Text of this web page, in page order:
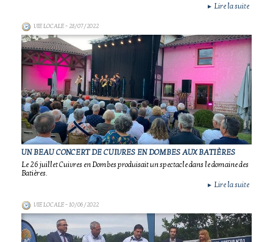
► Lire la suite
VIE LOCALE- 28/07/2022
UN BEAU CONCERT DE CUIVRES EN DOMBES AUX BATIÈRES
Le 26 juillet Cuivres en Dombes produisait un spectacle dans le domaine des
Batières.
► Lire la suite
VIE LOCALE- 10/06/2022